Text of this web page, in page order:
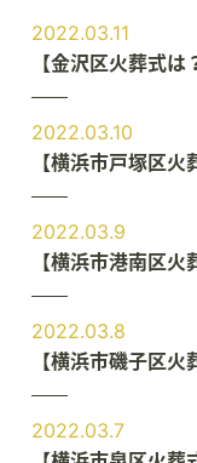
2022.03.11
【金沢区火葬式は
2022.03.10
【横浜市戸塚区火
2022.03.9
【横浜市港南区火
2022.03.8
【横浜市磯子区火
2022.03.7